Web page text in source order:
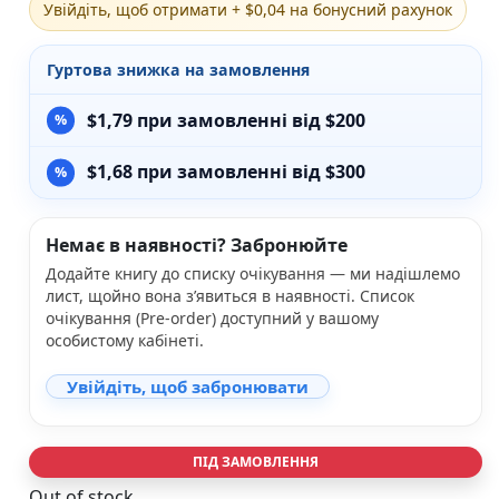
Різдвяно-зимові
На День Валентина
Книги для дорослих
Українська класика
Сучасна українська проза
Проза
Поезія та драматургія
Детективи
Фантастика та фентезі
Жахи та трилери
Саморозвиток, мотивація, філософія
Бізнес Менеджмент Фінанси
Батьківство та виховання
Духовна література
Увійдіть, щоб отримати + $0,04 на бонусний рахунок
Гуртова знижка на замовлення
$1,79при замовленні від $200
$1,68при замовленні від $300
Немає в наявності? Забронюйте
Додайте книгу до списку очікування — ми надішлемо
лист, щойно вона з’явиться в наявності. Список
очікування (Pre-order) доступний у вашому
особистому кабінеті.
Увійдіть, щоб забронювати
ПІД ЗАМОВЛЕННЯ